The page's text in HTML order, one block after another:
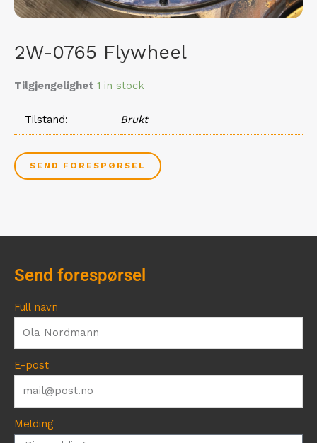
2W-0765 Flywheel
Tilgjengelighet 1 in stock
Tilstand Brukt
SEND FORESPØRSEL
Send forespørsel
Full navn
E-post
Melding